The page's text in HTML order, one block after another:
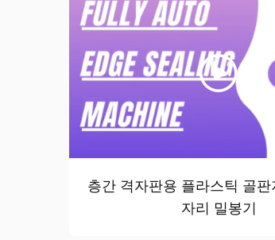
층간 격자판용 플라스틱 골
자리 밀봉기